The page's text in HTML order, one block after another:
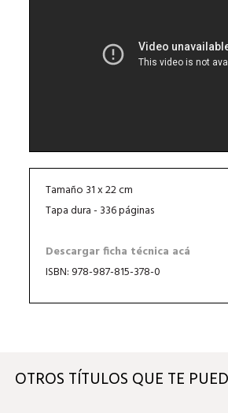
Tamaño 31 x 22 cm
Tapa dura - 336 páginas
Descargar ficha técnica acá
ISBN: 978-987-815-378-0
OTROS TÍTULOS QUE TE